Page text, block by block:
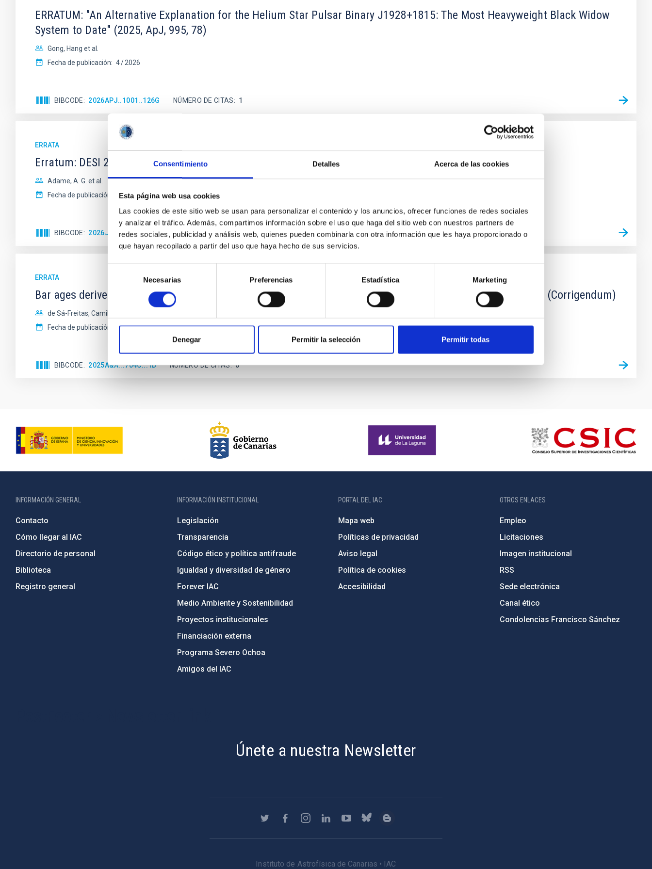
Consentimiento Detalles Acerca de las cookies
Esta página web usa cookies
Las cookies de este sitio web se usan para personalizar el contenido y los anuncios, ofrecer funciones de redes sociales
y analizar el tráfico. Además, compartimos información sobre el uso que haga del sitio web con nuestros partners de
redes sociales, publicidad y análisis web, quienes pueden combinarla con otra información que les haya proporcionado o
que hayan recopilado a partir del uso que haya hecho de sus servicios.
consentimiento
Necesarias Preferencias Estadística Marketing
Denegar Permitir la selección Permitir todas
ERRATUM: "An Alternative Explanation for the Helium Star Pulsar Binary J1928+1815: The Most Heavyweight Black Widow
System to Date" (2025, ApJ, 995, 78)
Gong, Hang et al.
Fecha de publicación: 4 2026
BIBCODE 2026APJ..1001..126G NÚMERO DE CITAS 1
ERRATA
Erratum: DESI 2024 V: Full-Shape Galaxy Clustering from Galaxies and Quasars
Adame, A. G. et al.
Fecha de publicación:
2 2026
BIBCODE 2026JCAP...02E..02A NÚMERO DE CITAS 0
ERRATA
Bar ages derived for the first time in nearby galaxies: Insights into secular evolution from the TIMER sample (Corrigendum)
de Sá-Freitas, Camila et al.
Fecha de publicación:
12 2025
BIBCODE 2025A&A...704C...1D NÚMERO DE CITAS 0
INFORMACIÓN GENERAL
Contacto
Cómo llegar al IAC
Directorio de personal
Biblioteca
Registro general
INFORMACIÓN INSTITUCIONAL
Legislación
Transparencia
Código ético y política antifraude
Igualdad y diversidad de género
Forever IAC
Medio Ambiente y Sostenibilidad
Proyectos institucionales
Financiación externa
Programa Severo Ochoa
Amigos del IAC
PORTAL DEL IAC
Mapa web
Políticas de privacidad
Aviso legal
Política de cookies
Accesibilidad
OTROS ENLACES
Empleo
Licitaciones
Imagen institucional
RSS
Sede electrónica
Canal ético
Condolencias Francisco Sánchez
Únete a nuestra Newsletter
Instituto de Astrofísica de Canarias • IAC